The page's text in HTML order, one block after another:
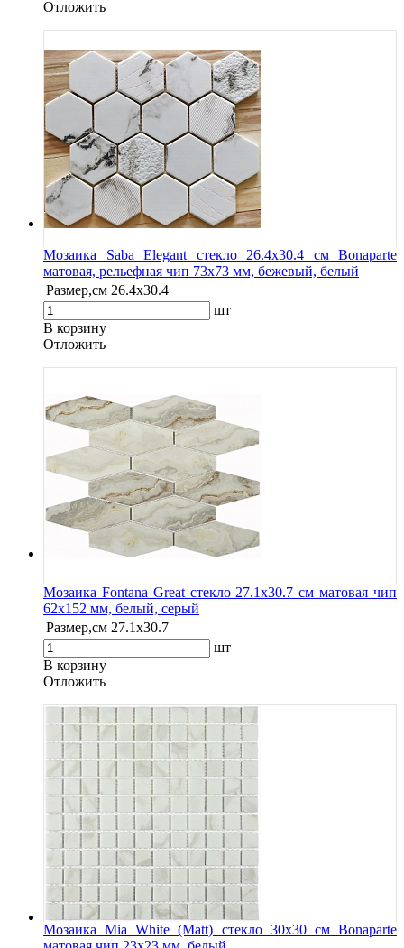
Oтложить
Мозаика Saba Elegant стекло 26.4х30.4 см Bonaparte
матовая, рельефная чип 73х73 мм, бежевый, белый
Размер,см 26.4х30.4
шт
В корзину
Oтложить
Мозаика Fontana Great стекло 27.1х30.7 см матовая чип
62х152 мм, белый, серый
Размер,см 27.1х30.7
шт
В корзину
Oтложить
Мозаика Mia White (Matt) стекло 30х30 см Bonaparte